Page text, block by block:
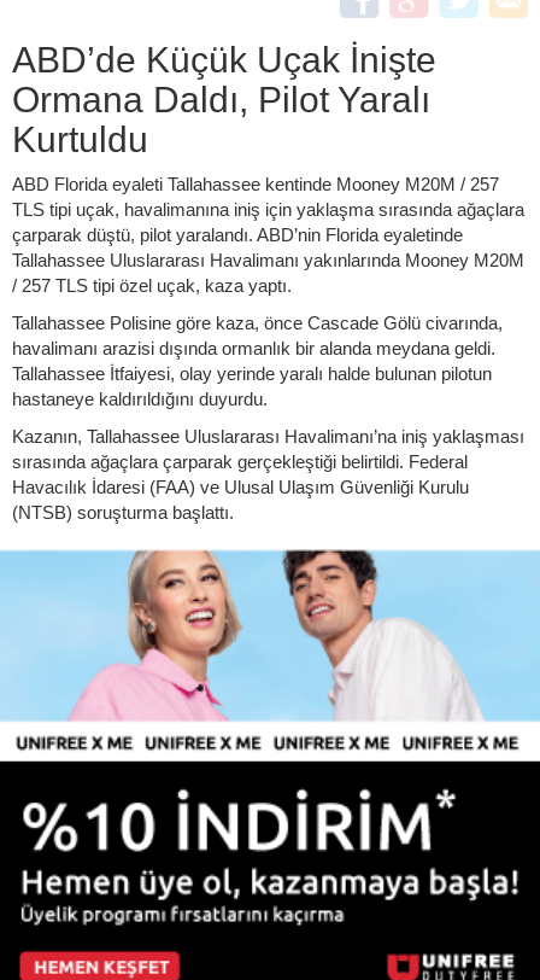
ABD’de Küçük Uçak İnişte
Ormana Daldı, Pilot Yaralı
Kurtuldu
ABD Florida eyaleti Tallahassee kentinde Mooney M20M / 257
TLS tipi uçak, havalimanına iniş için yaklaşma sırasında ağaçlara
çarparak düştü, pilot yaralandı. ABD’nin Florida eyaletinde
Tallahassee Uluslararası Havalimanı yakınlarında Mooney M20M
/ 257 TLS tipi özel uçak, kaza yaptı.
Tallahassee Polisine göre kaza, önce Cascade Gölü civarında,
havalimanı arazisi dışında ormanlık bir alanda meydana geldi.
Tallahassee İtfaiyesi, olay yerinde yaralı halde bulunan pilotun
hastaneye kaldırıldığını duyurdu.
Kazanın, Tallahassee Uluslararası Havalimanı’na iniş yaklaşması
sırasında ağaçlara çarparak gerçekleştiği belirtildi. Federal
Havacılık İdaresi (FAA) ve Ulusal Ulaşım Güvenliği Kurulu
(NTSB) soruşturma başlattı.